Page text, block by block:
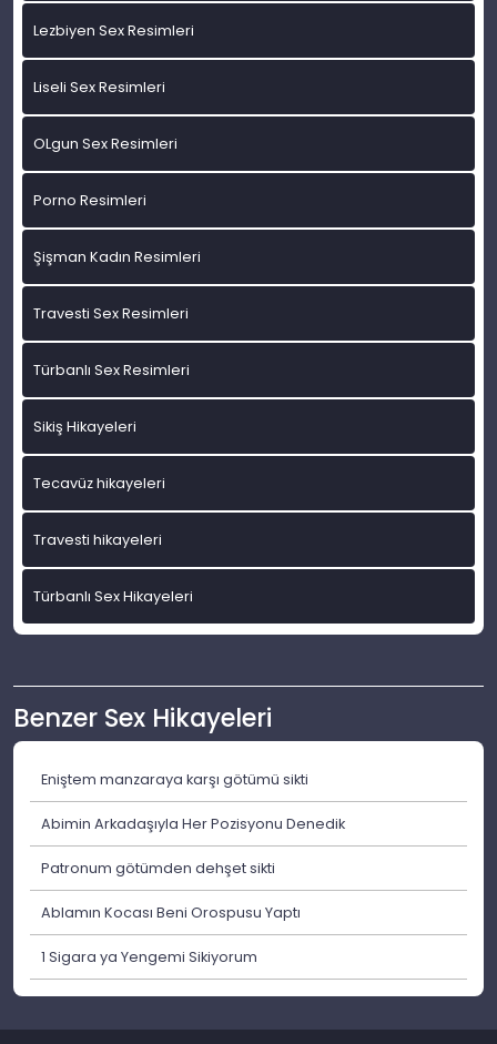
Lezbiyen Sex Resimleri
Liseli Sex Resimleri
OLgun Sex Resimleri
Porno Resimleri
Şişman Kadın Resimleri
Travesti Sex Resimleri
Türbanlı Sex Resimleri
Sikiş Hikayeleri
Tecavüz hikayeleri
Travesti hikayeleri
Türbanlı Sex Hikayeleri
Benzer Sex Hikayeleri
Eniştem manzaraya karşı götümü sikti
Abimin Arkadaşıyla Her Pozisyonu Denedik
Patronum götümden dehşet sikti
Ablamın Kocası Beni Orospusu Yaptı
1 Sigara ya Yengemi Sikiyorum